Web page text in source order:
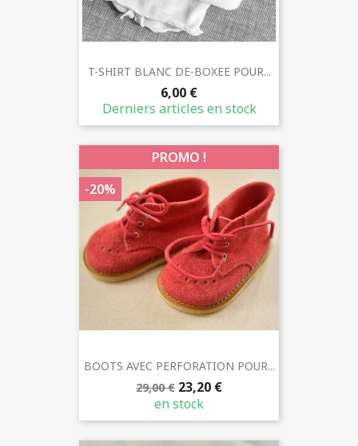
T-SHIRT BLANC DE-BOXEE POUR...
6,00 €
Derniers articles en stock
BOOTS AVEC PERFORATION POUR...
29,00 € 23,20 €
en stock
PROMO !
-20%